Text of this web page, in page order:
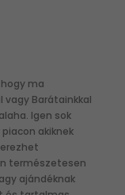
ma
vagy Barátainkkal
Igen sok
akiknek
természetesen
ajándéknak